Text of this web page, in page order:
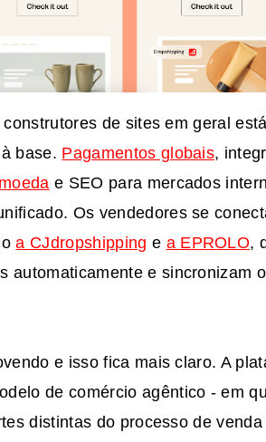
de sites em geral
base. Pagamentos globais,
e SEO para mercados
Os vendedores se
a CJdropshipping e a EPROLO,
automaticamente e sincronizam
e isso fica mais claro. A
de comércio agêntico - em
distintas do processo de